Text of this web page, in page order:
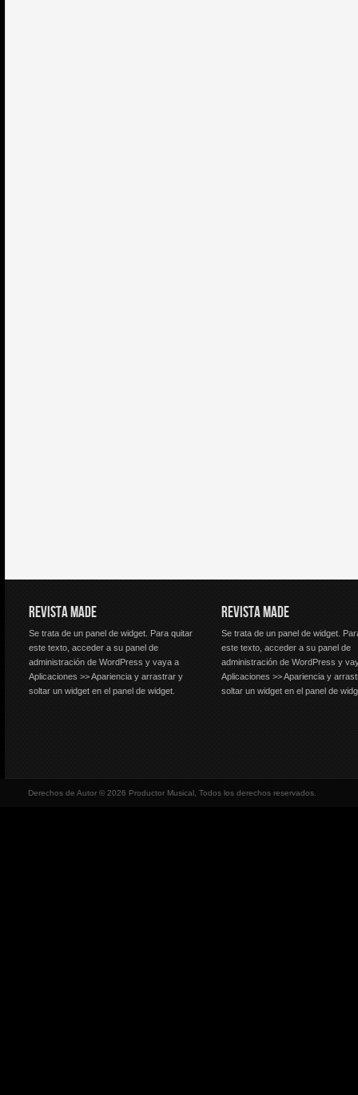
REVISTA MADE
Se trata de un panel de widget. Para quitar
este texto, acceder a su panel de
administración de WordPress y vaya a
Aplicaciones >> Apariencia y arrastrar y
soltar un widget en el panel de widget.
REVISTA MADE
Se trata de un panel de widget.
este texto, acceder a su panel de
administración de WordPress y
Aplicaciones >> Apariencia y
soltar un widget en el panel de
Derechos de Autor © 2026 Productor Musical, Todos los derechos reservados.